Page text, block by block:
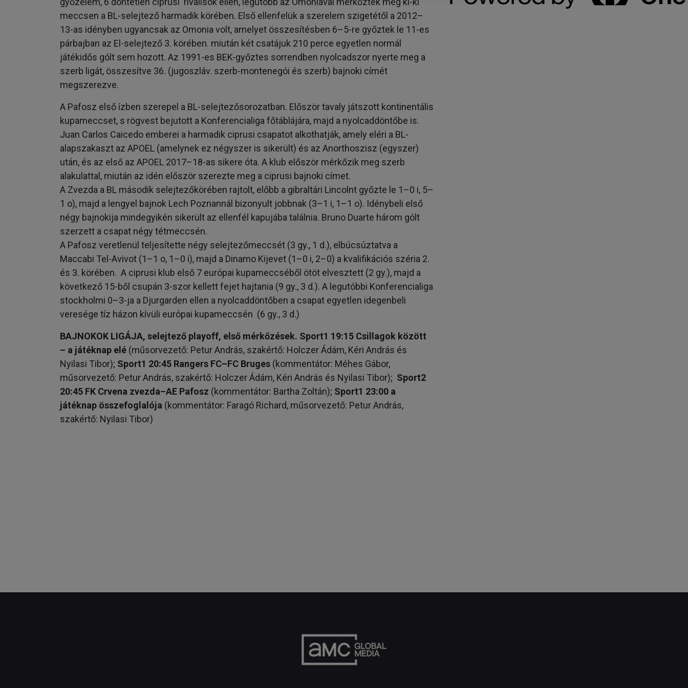
meccsen a BL-selejtező harmadik körében. Első ellenfelük a szerelem szigetétől a 2012–
13-as idényben ugyancsak az Omonia volt, amelyet összesítésben 6–5-re győztek le 11-es
párbajban az El-selejtező 3. körében. miután két csatájuk 210 perce egyetlen normál
játékidős gólt sem hozott. Az 1991-es BEK-győztes sorrendben nyolcadszor nyerte meg a
szerb ligát, összesítve 36. (jugoszláv. szerb-montenegói és szerb) bajnoki címét
megszerezve.
A Pafosz első ízben szerepel a BL-selejtezősorozatban. Először tavaly játszott kontinentális
kupameccset, s rögvest bejutott a Konferencialiga főtáblájára, majd a nyolcaddöntőbe is.
Juan Carlos Caicedo emberei a harmadik ciprusi csapatot alkothatják, amely eléri a BL-
alapszakaszt az APOEL (amelynek ez négyszer is sikerült) és az Anorthoszisz (egyszer)
után, és az első az APOEL 2017–18-as sikere óta. A klub először mérkőzik meg szerb
alakulattal, miután az idén először szerezte meg a ciprusi bajnoki címet.
A Zvezda a BL második selejtezőkörében rajtolt, előbb a gibraltári Lincolnt győzte le 1–0 i, 5–
1 o), majd a lengyel bajnok Lech Poznannál bizonyult jobbnak (3–1 i, 1–1 o). Idénybeli első
négy bajnokija mindegyikén sikerült az ellenfél kapujába találnia. Bruno Duarte három gólt
szerzett a csapat négy tétmeccsén.
A Pafosz veretlenül teljesítette négy selejtezőmeccsét (3 gy., 1 d.), elbúcsúztatva a
Maccabi Tel-Avivot (1–1 o, 1–0 i), majd a Dinamo Kijevet (1–0 i, 2–0) a kvalifikációs széria 2.
és 3. körében. A ciprusi klub első 7 európai kupameccséből ötöt elvesztett (2 gy.), majd a
következő 15-ből csupán 3-szor kellett fejet hajtania (9 gy., 3 d.). A legutóbbi Konferencialiga
stockholmi 0–3-ja a Djurgarden ellen a nyolcaddöntőben a csapat egyetlen idegenbeli
veresége tíz házon kívüli európai kupameccsén (6 gy., 3 d.)
BAJNOKOK LIGÁJA, selejtező playoff, első mérkőzések. Sport1 19:15 Csillagok között
– a játéknap elé (műsorvezető: Petur András, szakértő: Holczer Ádám, Kéri András és
Nyilasi Tibor); Sport1 20:45 Rangers FC–FC Bruges (kommentátor: Méhes Gábor,
műsorvezető: Petur András, szakértő: Holczer Ádám, Kéri András és Nyilasi Tibor); Sport2
20:45 FK Crvena zvezda–AE Pafosz (kommentátor: Bartha Zoltán); Sport1 23:00 a
játéknap összefoglalója (kommentátor: Faragó Richard, műsorvezető: Petur András,
szakértő: Nyilasi Tibor)